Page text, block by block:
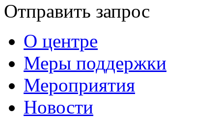
Отправить запрос
О центре
Меры поддержки
Мероприятия
Новости